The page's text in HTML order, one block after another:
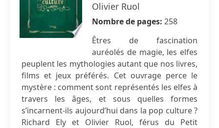
Olivier Ruol
Nombre de pages: 258
Êtres de fascination
auréolés de magie, les elfes
peuplent les mythologies autant que nos livres,
films et jeux préférés. Cet ouvrage perce le
mystère : comment sont représentés les elfes à
travers les âges, et sous quelles formes
s’incarnent-ils aujourd’hui dans la pop culture ?
Richard Ely et Olivier Ruol, férus du Petit